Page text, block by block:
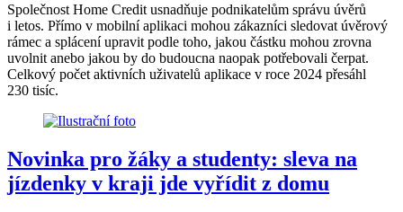
Společnost Home Credit usnadňuje podnikatelům správu úvěrů
i letos. Přímo v mobilní aplikaci mohou zákazníci sledovat úvěrový
rámec a splácení upravit podle toho, jakou částku mohou zrovna
uvolnit anebo jakou by do budoucna naopak potřebovali čerpat.
Celkový počet aktivních uživatelů aplikace v roce 2024 přesáhl
230 tisíc.
Novinka pro žáky a studenty: sleva na
jízdenky v kraji jde vyřídit z domu